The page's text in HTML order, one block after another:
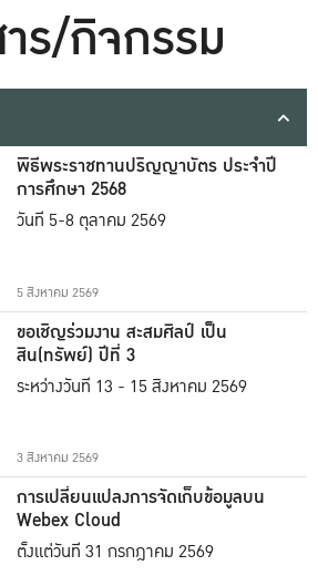
ร/กิจกรรม
พิธีพระราชทานปริญญาบัตร ประจำปี
การศึกษา 2568
วันที่ 5-8 ตุลาคม 2569
5 สิงหาคม 2569
ขอเชิญร่วมงาน สะสมศิลป์ เป็น
สิน(ทรัพย์) ปีที่ 3
ระหว่างวันที่ 13 - 15 สิงหาคม 2569
3 สิงหาคม 2569
การเปลี่ยนแปลงการจัดเก็บข้อมูลบน
Webex Cloud
ตั้งแต่วันที่ 31 กรกฎาคม 2569